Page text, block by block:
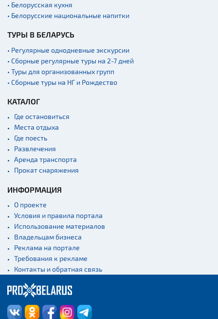
• Белорусская кухня
• Белорусские национальные напитки
ТУРЫ В БЕЛАРУСЬ
• Регулярные однодневные экскурсии
• Сборные регулярные туры на 2-7 дней
• Туры для организованных групп
• Сборные туры на НГ и Рождество
КАТАЛОГ
Где остановиться
Места отдыха
Где поесть
Развлечения
Аренда транспорта
Прокат снаряжения
ИНФОРМАЦИЯ
О проекте
Условия и правила портала
Использование материалов
Владельцам бизнеса
Реклама на портале
Требования к рекламе
Контакты и обратная связь